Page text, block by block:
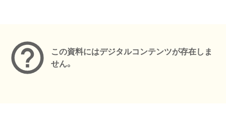
この資料にはデジタルコンテンツが存在しま
せん。